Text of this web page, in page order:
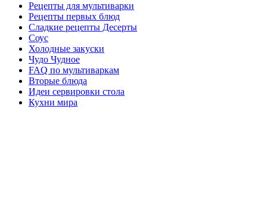
Рецепты для мультиварки
Рецепты первых блюд
Сладкие рецепты Десерты
Соус
Холодные закуски
Чудо Чудное
FAQ по мультиваркам
Вторые блюда
Идеи сервировки стола
Кухни мира